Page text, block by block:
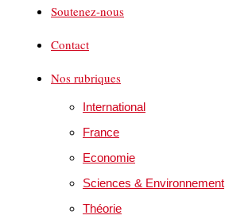
Soutenez-nous
Contact
Nos rubriques
International
France
Economie
Sciences & Environnement
Théorie